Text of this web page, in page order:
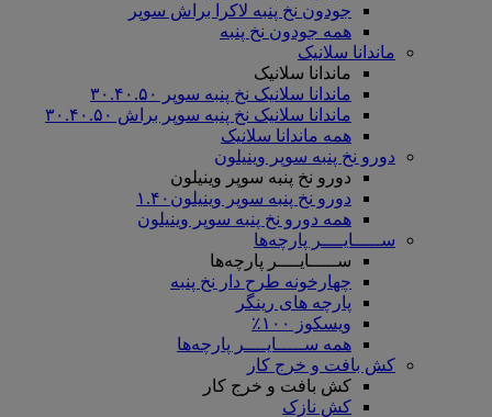
جودون نخ پنبه لاکرا براش سوپر
همه جودون نخ پنبه
ماندانا سلانیک
ماندانا سلانیک
ماندانا سلانیک نخ پنبه سوپر ۳۰.۴۰.۵۰
ماندانا سلانیک نخ پنبه سوپر براش ۳۰.۴۰.۵۰
همه ماندانا سلانیک
دورو نخ پنبه سوپر وینیلون
دورو نخ پنبه سوپر وینیلون
دورو نخ پنبه سوپر وینیلون۱.۴۰
همه دورو نخ پنبه سوپر وینیلون
ســـــایــــر پارچه‌ها
ســـــایــــر پارچه‌ها
چهارخونه طرح دار نخ پنبه
پارچه های رینگر
ویسکوز ۱۰۰٪
همه ســـــایــــر پارچه‌ها
کش بافت و خرج کار
کش بافت و خرج کار
کش نازک